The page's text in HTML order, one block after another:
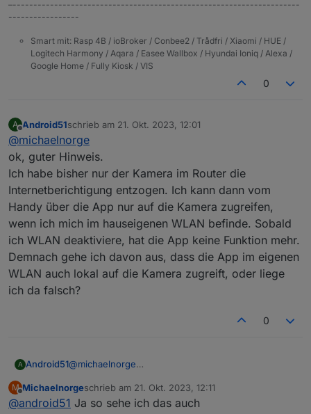
–---------------------------------------------------------------------
-----------------
Smart mit: Rasp 4B / ioBroker / Conbee2 / Trådfri / Xiaomi / HUE /
Logitech Harmony / Aqara / Easee Wallbox / Hyundai Ioniq / Alexa /
Google Home / Fully Kiosk / VIS
0
A
Offline
Android51schrieb am 21. Okt. 2023, 12:01
zuletzt editiert von
@michaelnorge
ok, guter Hinweis.
Ich habe bisher nur der Kamera im Router die
Internetberichtigung entzogen. Ich kann dann vom
Handy über die App nur auf die Kamera zugreifen,
wenn ich mich im hauseigenen WLAN befinde. Sobald
ich WLAN deaktiviere, hat die App keine Funktion mehr.
Demnach gehe ich davon aus, dass die App im eigenen
WLAN auch lokal auf die Kamera zugreift, oder liege
ich da falsch?
0
A Android51@michaelnorge
Ich habe bisher nur der Kamera im Router die
Internetberichtigung entzogen. Ich kann dann vom
M
Offline
Michaelnorgeschrieb am 21. Okt. 2023, 12:11
zuletzt editiert von
@android51 Ja so sehe ich das auch